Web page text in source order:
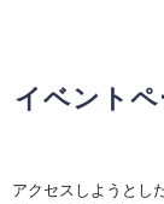
イベント
アクセスしようとし